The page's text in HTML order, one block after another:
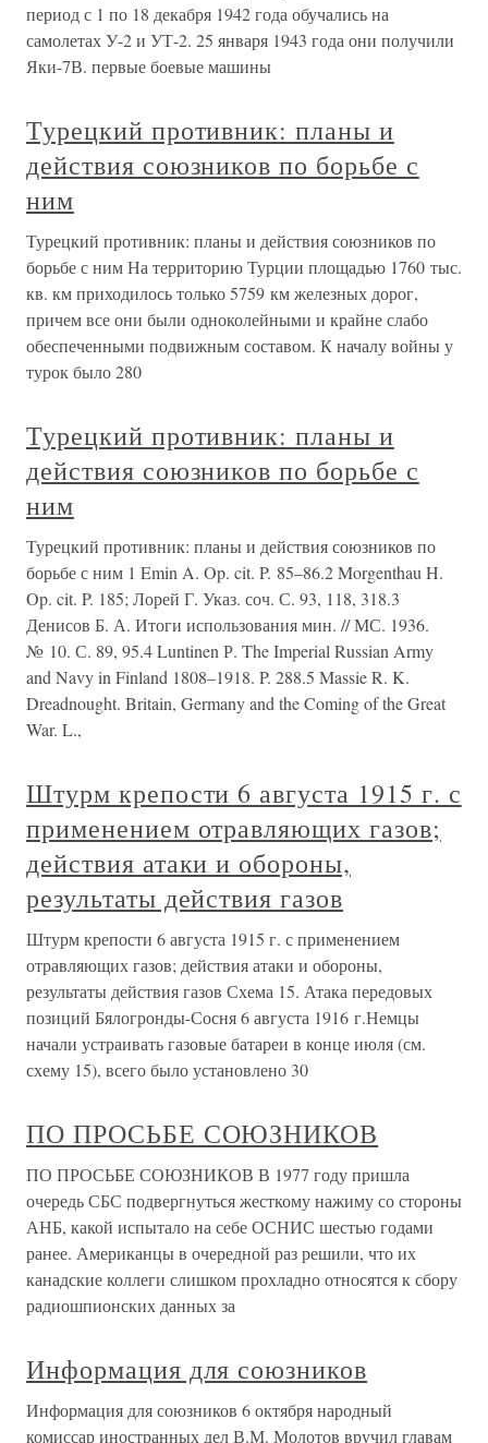
период с 1 по 18 декабря 1942 года обучались на
самолетах У-2 и УТ-2. 25 января 1943 года они получили
Яки-7В. первые боевые машины
Турецкий противник: планы и
действия союзников по борьбе с
ним
Турецкий противник: планы и действия союзников по
борьбе с ним На территорию Турции площадью 1760 тыс.
кв. км приходилось только 5759 км железных дорог,
причем все они были одноколейными и крайне слабо
обеспеченными подвижным составом. К началу войны у
турок было 280
Турецкий противник: планы и
действия союзников по борьбе с
ним
Турецкий противник: планы и действия союзников по
борьбе с ним 1 Emin A. Op. cit. P. 85–86.2 Morgenthau H.
Op. cit. P. 185; Лорей Г. Указ. соч. С. 93, 118, 318.3
Денисов Б. А. Итоги использования мин. // МС. 1936.
№ 10. С. 89, 95.4 Luntinen Р. The Imperial Russian Army
and Navy in Finland 1808–1918. P. 288.5 Massie R. K.
Dreadnought. Britain, Germany and the Coming of the Great
War. L.,
Штурм крепости 6 августа 1915 г. с
применением отравляющих газов;
действия атаки и обороны,
результаты действия газов
Штурм крепости 6 августа 1915 г. с применением
отравляющих газов; действия атаки и обороны,
результаты действия газов Схема 15. Атака передовых
позиций Бялогронды-Сосня 6 августа 1916 г.Немцы
начали устраивать газовые батареи в конце июля (см.
схему 15), всего было установлено 30
ПО ПРОСЬБЕ СОЮЗНИКОВ
ПО ПРОСЬБЕ СОЮЗНИКОВ В 1977 году пришла
очередь СБС подвергнуться жесткому нажиму со стороны
АНБ, какой испытало на себе ОСНИС шестью годами
ранее. Американцы в очередной раз решили, что их
канадские коллеги слишком прохладно относятся к сбору
радиошпионских данных за
Информация для союзников
Информация для союзников 6 октября народный
комиссар иностранных дел В.М. Молотов вручил главам